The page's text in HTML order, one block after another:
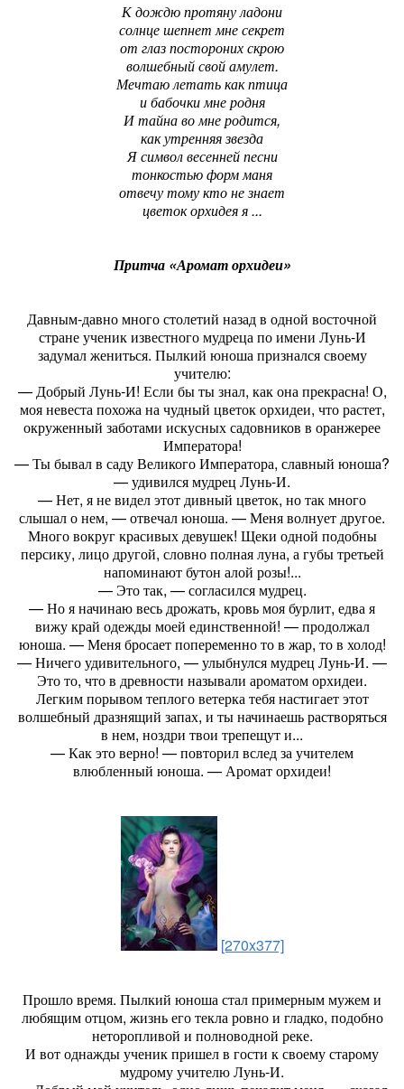
К дождю протяну ладони
солнце шепнет мне секрет
от глаз постороних скрою
волшебный свой амулет.
Мечтаю летать как птица
и бабочки мне родня
И тайна во мне родится,
как утренняя звезда
Я символ весенней песни
тонкостью форм маня
отвечу тому кто не знает
цветок орхидея я ...
Притча «Аромат орхидеи»
Давным-давно много столетий назад в одной восточной
стране ученик известного мудреца по имени Лунь-И
задумал жениться. Пылкий юноша признался своему
учителю:
— Добрый Лунь-И! Если бы ты знал, как она прекрасна! О,
моя невеста похожа на чудный цветок орхидеи, что растет,
окруженный заботами искусных садовников в оранжерее
Императора!
— Ты бывал в саду Великого Императора, славный юноша?
— удивился мудрец Лунь-И.
— Нет, я не видел этот дивный цветок, но так много
слышал о нем, — отвечал юноша. — Меня волнует другое.
Много вокруг красивых девушек! Щеки одной подобны
персику, лицо другой, словно полная луна, а губы третьей
напоминают бутон алой розы!...
— Это так, — согласился мудрец.
— Но я начинаю весь дрожать, кровь моя бурлит, едва я
вижу край одежды моей единственной! — продолжал
юноша. — Меня бросает попеременно то в жар, то в холод!
— Ничего удивительного, — улыбнулся мудрец Лунь-И. —
Это то, что в древности называли ароматом орхидеи.
Легким порывом теплого ветерка тебя настигает этот
волшебный дразнящий запах, и ты начинаешь растворяться
в нем, ноздри твои трепещут и...
— Как это верно! — повторил вслед за учителем
влюбленный юноша. — Аромат орхидеи!
[270x377]
Прошло время. Пылкий юноша стал примерным мужем и
любящим отцом, жизнь его текла ровно и гладко, подобно
неторопливой и полноводной реке.
И вот однажды ученик пришел в гости к своему старому
мудрому учителю Лунь-И.